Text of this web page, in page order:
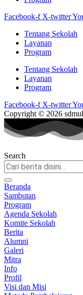
Facebook-f X-twitter
Tentang Sekolah
Layanan
Program
Tentang Sekolah
Layanan
Program
Facebook-f X-twitter
Copyright © 2026
Search
Beranda
Sambutan
Program
Agenda Sekolah
Komite Sekolah
Berita
Alumni
Galeri
Mitra
Info
Profil
Visi dan Misi